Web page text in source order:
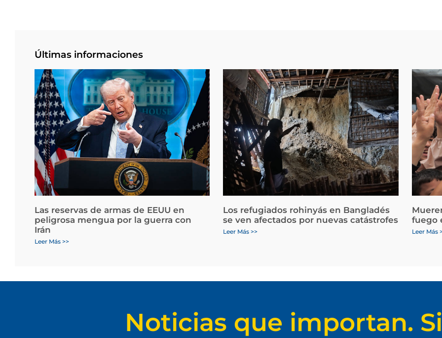
Últimas informaciones
Las reservas de armas de EEUU en
peligrosa mengua por la guerra con
Irán
Leer Más >>
Los refugiados rohinyás en Bangladés
se ven afectados por nuevas catástrofes
Leer Más >>
fuego
Leer Más
Noticias que importan.